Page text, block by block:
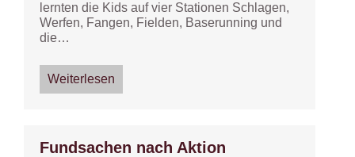
lernten die Kids auf vier Stationen Schlagen,
Werfen, Fangen, Fielden, Baserunning und
die…
Weiterlesen
Fundsachen nach Aktion